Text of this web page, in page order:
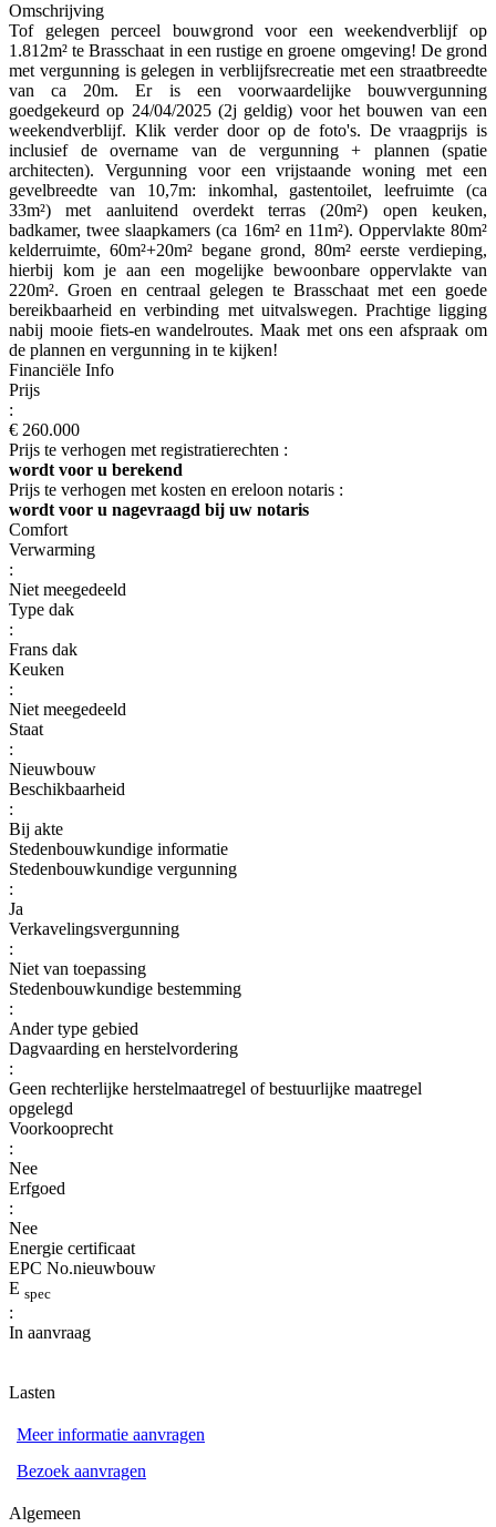
Omschrijving
Tof gelegen perceel bouwgrond voor een weekendverblijf op
1.812m² te Brasschaat in een rustige en groene omgeving! De grond
met vergunning is gelegen in verblijfsrecreatie met een straatbreedte
van ca 20m. Er is een voorwaardelijke bouwvergunning
goedgekeurd op 24/04/2025 (2j geldig) voor het bouwen van een
weekendverblijf. Klik verder door op de foto's. De vraagprijs is
inclusief de overname van de vergunning + plannen (spatie
architecten). Vergunning voor een vrijstaande woning met een
gevelbreedte van 10,7m: inkomhal, gastentoilet, leefruimte (ca
33m²) met aanluitend overdekt terras (20m²) open keuken,
badkamer, twee slaapkamers (ca 16m² en 11m²). Oppervlakte 80m²
kelderruimte, 60m²+20m² begane grond, 80m² eerste verdieping,
hierbij kom je aan een mogelijke bewoonbare oppervlakte van
220m². Groen en centraal gelegen te Brasschaat met een goede
bereikbaarheid en verbinding met uitvalswegen. Prachtige ligging
nabij mooie fiets-en wandelroutes. Maak met ons een afspraak om
de plannen en vergunning in te kijken!
Financiële Info
Prijs
:
€ 260.000
Prijs te verhogen met registratierechten :
wordt voor u berekend
Prijs te verhogen met kosten en ereloon notaris :
wordt voor u nagevraagd bij uw notaris
Comfort
Verwarming
:
Niet meegedeeld
Type dak
:
Frans dak
Keuken
:
Niet meegedeeld
Staat
:
Nieuwbouw
Beschikbaarheid
:
Bij akte
Stedenbouwkundige informatie
Stedenbouwkundige vergunning
:
Ja
Verkavelingsvergunning
:
Niet van toepassing
Stedenbouwkundige bestemming
:
Ander type gebied
Dagvaarding en herstelvordering
:
Geen rechterlijke herstelmaatregel of bestuurlijke maatregel
opgelegd
Voorkooprecht
:
Nee
Erfgoed
:
Nee
Energie certificaat
EPC No.nieuwbouw
E spec
:
In aanvraag
Lasten
Meer informatie aanvragen
Bezoek aanvragen
Algemeen